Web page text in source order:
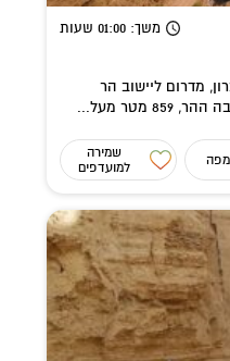
משך: 01:00 שעות
מדרום ליישוב הר
שמירה
למועדפים